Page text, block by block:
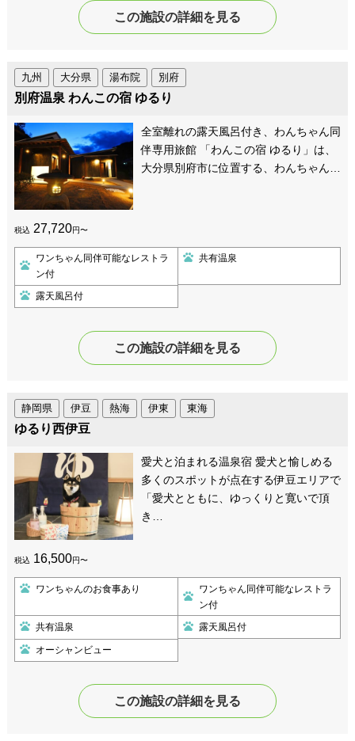
この施設の詳細を見る
湯布院 別府
九州 大分県
別府温泉 わんこの宿 ゆるり
全室離れの露天風呂付き、わんちゃん同
伴専用旅館 「わんこの宿 ゆるり」は、
大分県別府市に位置する、わんちゃん…
税込 27,720円〜
ワンちゃん同伴可能なレストラ
ン付
共有温泉
露天風呂付
この施設の詳細を見る
伊東 東海
静岡県 伊豆 熱海
ゆるり西伊豆
愛犬と泊まれる温泉宿 愛犬と愉しめる
多くのスポットが点在する伊豆エリアで
「愛犬とともに、ゆっくりと寛いで頂
き…
税込 16,500円〜
ワンちゃんのお食事あり
ワンちゃん同伴可能なレストラ
ン付
共有温泉 露天風呂付
オーシャンビュー
この施設の詳細を見る